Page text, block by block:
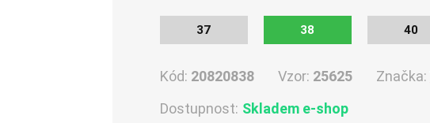
37 38 40
Kód: 20820838 Vzor: 25625 Značka:
Dostupnost: Skladem e-shop